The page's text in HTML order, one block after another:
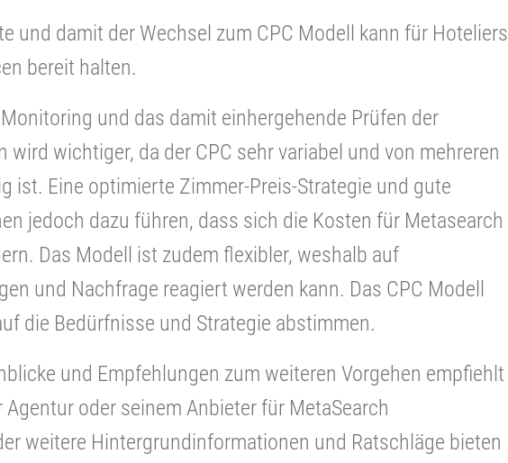
und damit der Wechsel zum CPC Modell kann für Hoteliers
bereit halten.
und das damit einhergehende Prüfen der
wird wichtiger, da der CPC sehr variabel und von mehreren
ist. Eine optimierte Zimmer-Preis-Strategie und gute
jedoch dazu führen, dass sich die Kosten für Metasearch
Das Modell ist zudem flexibler, weshalb auf
und Nachfrage reagiert werden kann. Das CPC Modell
die Bedürfnisse und Strategie abstimmen.
und Empfehlungen zum weiteren Vorgehen empfiehlt
oder seinem Anbieter für MetaSearch
weitere Hintergrundinformationen und Ratschläge bieten